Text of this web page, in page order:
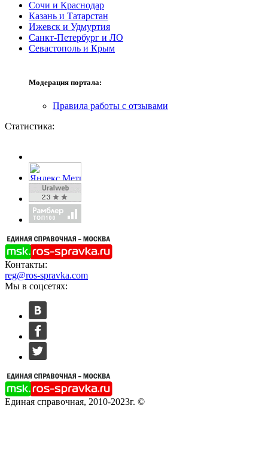
Сочи и Краснодар
Казань и Татарстан
Ижевск и Удмуртия
Санкт-Петербург и ЛО
Севастополь и Крым
Модерация портала:
Правила работы с отзывами
Статистика:
Контакты:
reg@ros-spravka.com
Мы в соцсетях:
Единая справочная, 2010-2023г. ©